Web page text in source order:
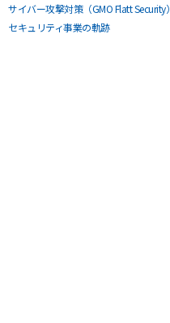
サイバー攻撃対策（GMO Flatt Security）
セキュリティ事業の軌跡